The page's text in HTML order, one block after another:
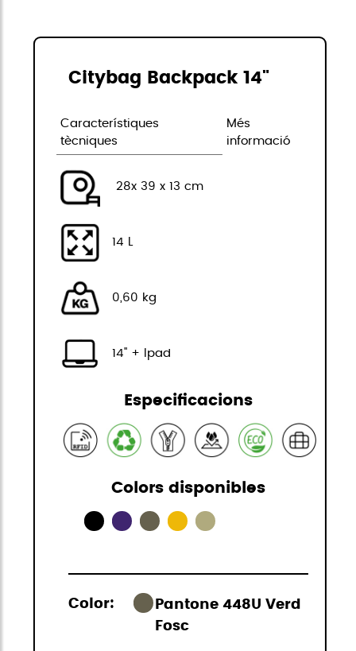
Citybag Backpack 14"
Característiques
tècniques
Més
informació
28x 39 x 13 cm
14 L
0,60 kg
14" + Ipad
Especificacions
Colors disponibles
Color:
Pantone 448U Verd
Fosc